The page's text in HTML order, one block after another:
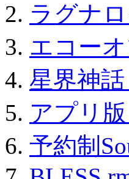
ラグナ
エコー
星界神
アプリ
予約制